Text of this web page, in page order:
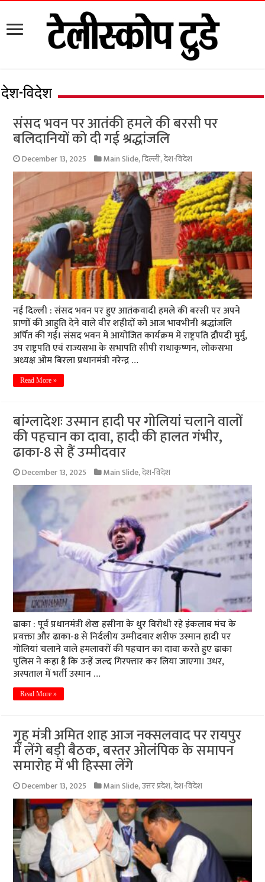
देश-विदेश
संसद भवन पर आतंकी हमले की बरसी पर
बलिदानियों को दी गई श्रद्धांजलि
December 13, 2025 Main Slide,दिल्ली,देश-विदेश
नई दिल्ली : संसद भवन पर हुए आतंकवादी हमले की बरसी पर अपने
प्राणों की आहुति देने वाले वीर शहीदों को आज भावभीनी श्रद्धांजलि
अर्पित की गई। संसद भवन में आयोजित कार्यक्रम में राष्ट्रपति द्रौपदी मुर्मु,
उप राष्ट्रपति एवं राज्यसभा के सभापति सीपी राधाकृष्णन, लोकसभा
अध्यक्ष ओम बिरला प्रधानमंत्री नरेन्द्र …
Read More »
बांग्लादेशः उस्मान हादी पर गोलियां चलाने वालों
की पहचान का दावा, हादी की हालत गंभीर,
ढाका-8 से हैं उम्मीदवार
December 13, 2025 Main Slide,देश-विदेश
ढाका : पूर्व प्रधानमंत्री शेख हसीना के धुर विरोधी रहे इंकलाब मंच के
प्रवक्ता और ढाका-8 से निर्दलीय उम्मीदवार शरीफ उस्मान हादी पर
गोलियां चलाने वाले हमलावरों की पहचान का दावा करते हुए ढाका
पुलिस ने कहा है कि उन्हें जल्द गिरफ्तार कर लिया जाएगा। उधर,
अस्पताल में भर्ती उस्मान …
Read More »
गृह मंत्री अमित शाह आज नक्सलवाद पर रायपुर
में लेंगे बड़ी बैठक, बस्तर ओलंपिक के समापन
समारोह में भी हिस्सा लेंगे
December 13, 2025 Main Slide,उत्तर प्रदेश,देश-विदेश